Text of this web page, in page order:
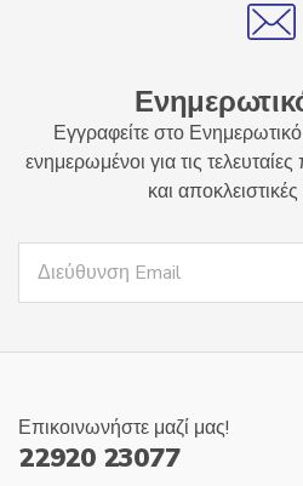
Εγγραφείτε στο Ενημερωτικό
ενημερωμένοι για τις
και
Επικοινωνήστε μαζί μας!
22920 23077